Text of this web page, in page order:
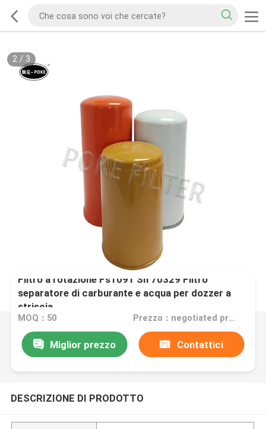
2/ 3
Filtro a rotazione Fs1091 Sn 70329 Filtro
separatore di carburante e acqua per dozzer a
striscia
MOQ：50 Prezzo：negotiated price
Miglior prezzo Contattici
DESCRIZIONE DI PRODOTTO